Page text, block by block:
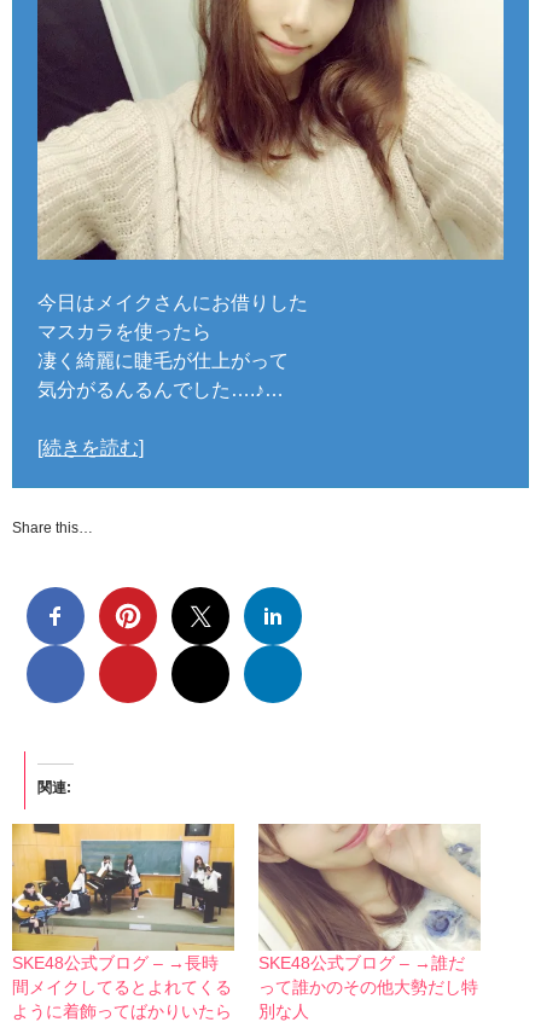
今日はメイクさんにお借りした
マスカラを使ったら
凄く綺麗に睫毛が仕上がって
気分がるんるんでした….♪…
[続きを読む]
Share this…
関連
SKE48公式ブログ – →長時
間メイクしてるとよれてくる
ように着飾ってばかりいたら
SKE48公式ブログ – →誰だ
って誰かのその他大勢だし特
別な人